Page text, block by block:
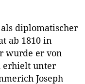
diplomatischer
ab 1810 in
wurde er von
erhielt unter
Joseph